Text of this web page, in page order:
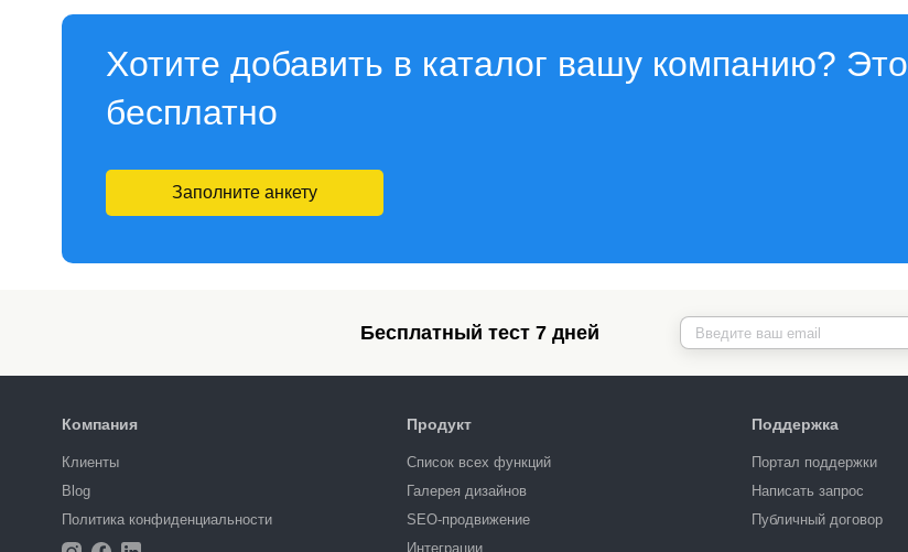
Хотите добавить в каталог вашу компанию? Это
бесплатно
Заполните анкету
Бесплатный тест 7 дней
Компания
Клиенты
Blog
Политика конфиденциальности
Продукт
Список всех функций
Галерея дизайнов
SEO-продвижение
Интеграции
Поддержка
Портал поддержки
Написать запрос
Публичный договор